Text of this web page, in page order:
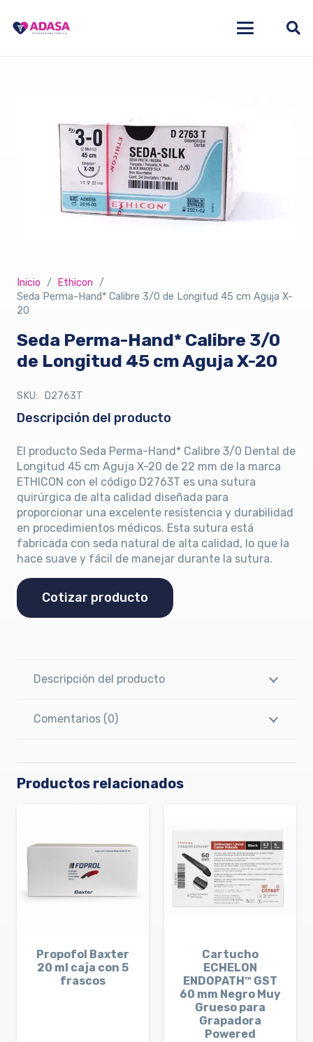
Inicio / Ethicon /
Seda Perma-Hand* Calibre 3/0 de Longitud 45 cm Aguja X-
20
Seda Perma-Hand* Calibre 3/0
de Longitud 45 cm Aguja X-20
SKU: D2763T
Descripción del producto
El producto Seda Perma-Hand* Calibre 3/0 Dental de
Longitud 45 cm Aguja X-20 de 22 mm de la marca
ETHICON con el código D2763T es una sutura
quirúrgica de alta calidad diseñada para
proporcionar una excelente resistencia y durabilidad
en procedimientos médicos. Esta sutura está
fabricada con seda natural de alta calidad, lo que la
hace suave y fácil de manejar durante la sutura.
Cotizar producto
Descripción del producto
Comentarios (0)
Productos relacionados
Propofol Baxter
20 ml caja con 5
frascos
Cartucho
ECHELON
ENDOPATH™ GST
60 mm Negro Muy
Grueso para
Grapadora
Powered